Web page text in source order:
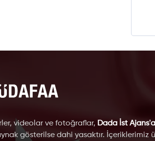
videolar ve fotoğraflar, Dada İst Ajans'a
gösterilse dahi yasaktır. İçeriklerimiz